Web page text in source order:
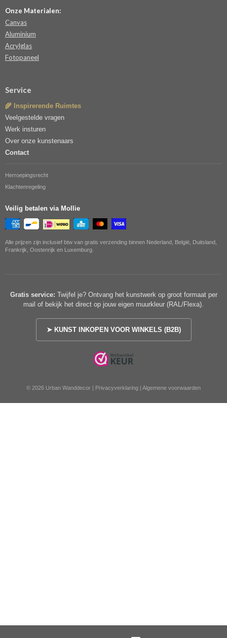
Onze Materialen:
Canvas
Aluminium
Acrylglas
Fotopaneel
Service
🌾 Inspirerende Ruimtes
Veelgestelde vragen
Werk insturen
Over onze kunstenaars
Contact
Herroepingsrecht
Klachtenregeling
Veilig betalen via Mollie
Alle prijzen zijn inclusief btw van gratis verzending binnen Nederland, België, Duitsland,
Frankrijk, Oostenrijk en Luxemburg.
Gratis service: Twijfel je? Ontvang het kunstwerk op groot formaat per
mail of bekijk het direct op jouw eigen muurkleur (RAL/Flexa).
➤ KUNST INKOPEN VOOR WINKELS (B2B)
© 2026 Urban Wanddecor | Privacyverklaring | Algemene voorwaarden